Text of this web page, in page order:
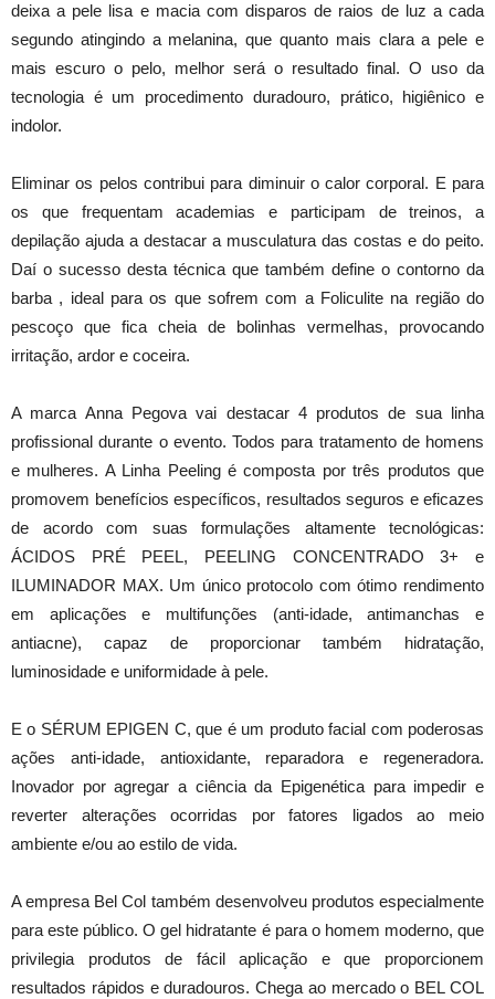
deixa a pele lisa e macia com disparos de raios de luz a cada
segundo atingindo a melanina, que quanto mais clara a pele e
mais escuro o pelo, melhor será o resultado final. O uso da
tecnologia é um procedimento duradouro, prático, higiênico e
indolor.
Eliminar os pelos contribui para diminuir o calor corporal. E para
os que frequentam academias e participam de treinos, a
depilação ajuda a destacar a musculatura das costas e do peito.
Daí o sucesso desta técnica que também define o contorno da
barba , ideal para os que sofrem com a Foliculite na região do
pescoço que fica cheia de bolinhas vermelhas, provocando
irritação, ardor e coceira.
A marca Anna Pegova vai destacar 4 produtos de sua linha
profissional durante o evento. Todos para tratamento de homens
e mulheres. A Linha Peeling é composta por três produtos que
promovem benefícios específicos, resultados seguros e eficazes
de acordo com suas formulações altamente tecnológicas:
ÁCIDOS PRÉ PEEL, PEELING CONCENTRADO 3+ e
ILUMINADOR MAX. Um único protocolo com ótimo rendimento
em aplicações e multifunções (anti-idade, antimanchas e
antiacne), capaz de proporcionar também hidratação,
luminosidade e uniformidade à pele.
E o SÉRUM EPIGEN C, que é um produto facial com poderosas
ações anti-idade, antioxidante, reparadora e regeneradora.
Inovador por agregar a ciência da Epigenética para impedir e
reverter alterações ocorridas por fatores ligados ao meio
ambiente e/ou ao estilo de vida.
A empresa Bel Col também desenvolveu produtos especialmente
para este público. O gel hidratante é para o homem moderno, que
privilegia produtos de fácil aplicação e que proporcionem
resultados rápidos e duradouros. Chega ao mercado o BEL COL